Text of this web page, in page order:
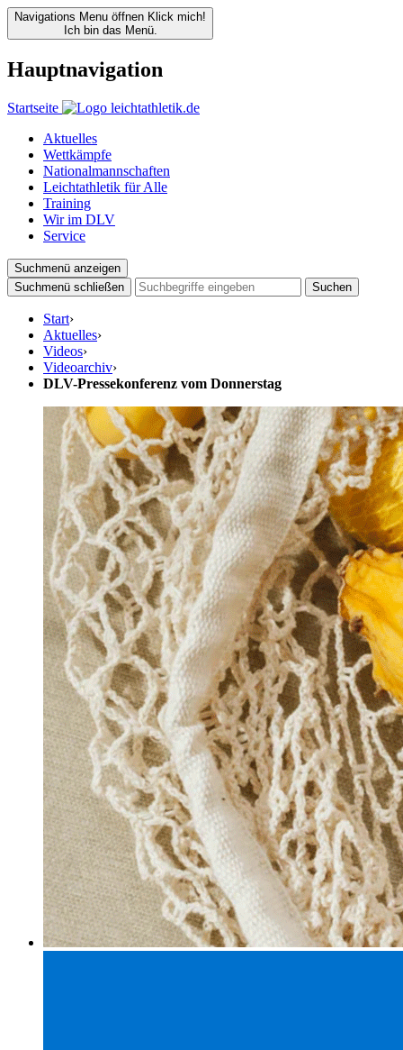
Navigations Menu öffnen Klick mich!
Ich bin das Menü.
Hauptnavigation
Startseite
Aktuelles
Wettkämpfe
Nationalmannschaften
Leichtathletik für Alle
Training
Wir im DLV
Service
Suchmenü anzeigen
Suchmenü schließen
Suchen
Start›
Aktuelles›
Videos›
Videoarchiv›
DLV-Pressekonferenz vom Donnerstag